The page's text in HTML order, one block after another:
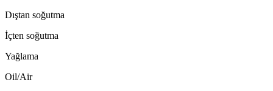
Dıştan soğutma
İçten soğutma
Yağlama
Oil/Air